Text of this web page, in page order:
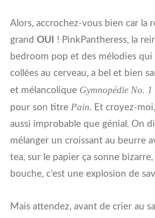
Alors, accrochez-vous bien car la
grand OUI
! PinkPantheress, la
bedroom pop et des mélodies
collées au cerveau, a bel et bien
et mélancolique Gymnopédie No. 1
pour son titre Pain. Et croyez-
aussi improbable que génial. On
mélanger un croissant au beurre
tea, sur le papier ça sonne bizarre,
bouche, c’est une explosion de
Mais attendez, avant de crier au